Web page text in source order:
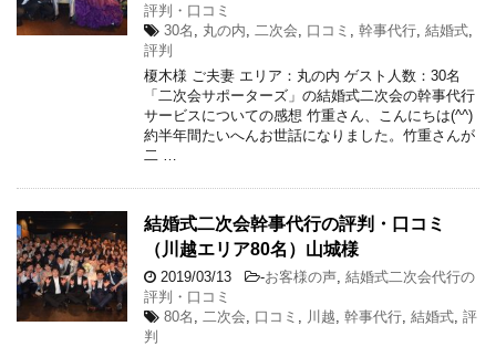
評判・口コミ
30名
丸の内 二次会 口コミ 幹事代行 結婚式
評判
榎木様 ご夫妻 エリア：丸の内 ゲスト人数：30名
「二次会サポーターズ」の結婚式二次会の幹事代行
サービスについての感想 竹重さん、こんにちは(^^)
約半年間たいへんお世話になりました。竹重さんが
二 …
結婚式二次会幹事代行の評判・口コミ
（川越エリア80名）山城様
2019/03/13 -お客様の声 結婚式二次会代行の
評判・口コミ
80名
二次会 口コミ 川越 幹事代行 結婚式 評
判